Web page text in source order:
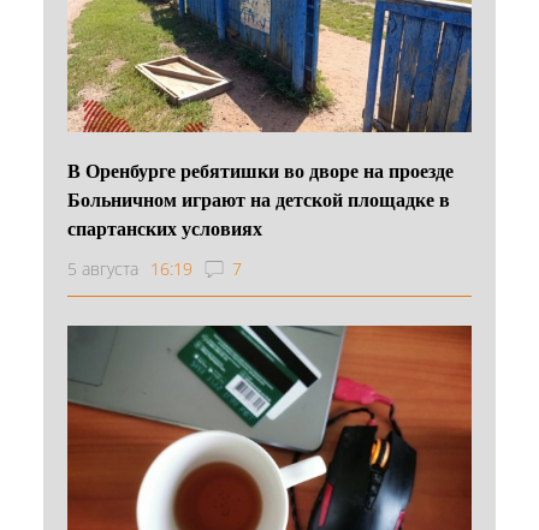
В Оренбурге ребятишки во дворе на проезде
Больничном играют на детской площадке в
спартанских условиях
5 августа 16:19 7